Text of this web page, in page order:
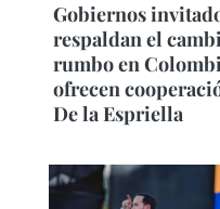
Gobiernos
respaldan el
rumbo en
ofrecen
De la Espriella